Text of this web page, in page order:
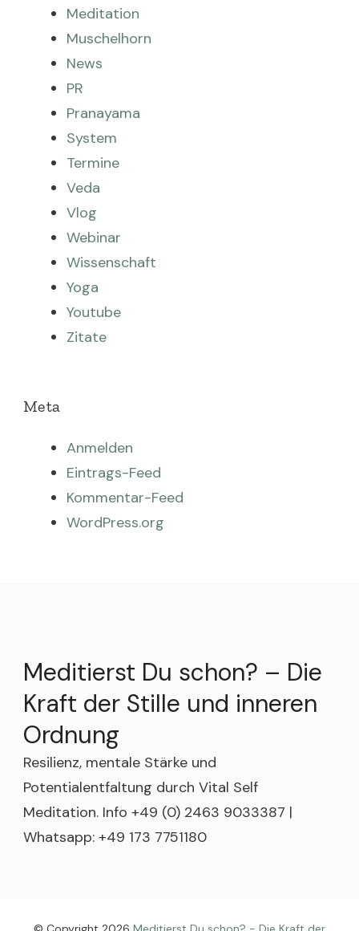
Meditation
Muschelhorn
News
PR
Pranayama
System
Termine
Veda
Vlog
Webinar
Wissenschaft
Yoga
Youtube
Zitate
Meta
Anmelden
Eintrags-Feed
Kommentar-Feed
WordPress.org
Meditierst Du schon? – Die
Kraft der Stille und inneren
Ordnung
Resilienz, mentale Stärke und
Potentialentfaltung durch Vital Self
Meditation. Info +49 (0) 2463 9033387 |
Whatsapp: +49 173 7751180